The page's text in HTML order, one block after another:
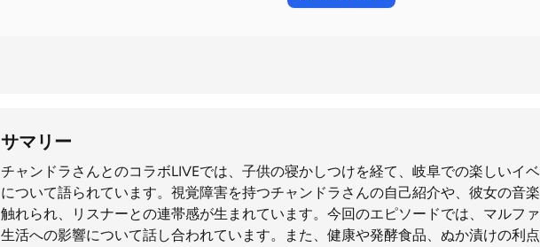
サマリー
チャンドラさんとのコラボLIVEでは、子供の寝かしつけを経て、岐阜での楽しいイ
について語られています。視覚障害を持つチャンドラさんの自己紹介や、彼女の音
触れられ、リスナーとの連帯感が生まれています。今回のエピソードでは、マルフ
生活への影響について話し合われています。また、健康や発酵食品、ぬか漬けの利